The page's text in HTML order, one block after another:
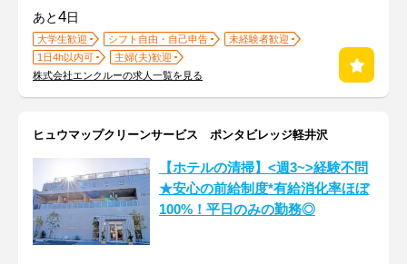
あと4日
大学生歓迎 シフト自由・自己申告
未経験者歓迎
1日4h以内可
主婦(夫)歓迎
株式会社エンクルーの求人一覧を見る
ヒュウマップクリーンサービス ポンタビレッジ軽井沢
【ホテルの清掃】<週3~>経験不問
★安心の前給制度*有給消化率ほぼ
100%！平日のみの勤務◎